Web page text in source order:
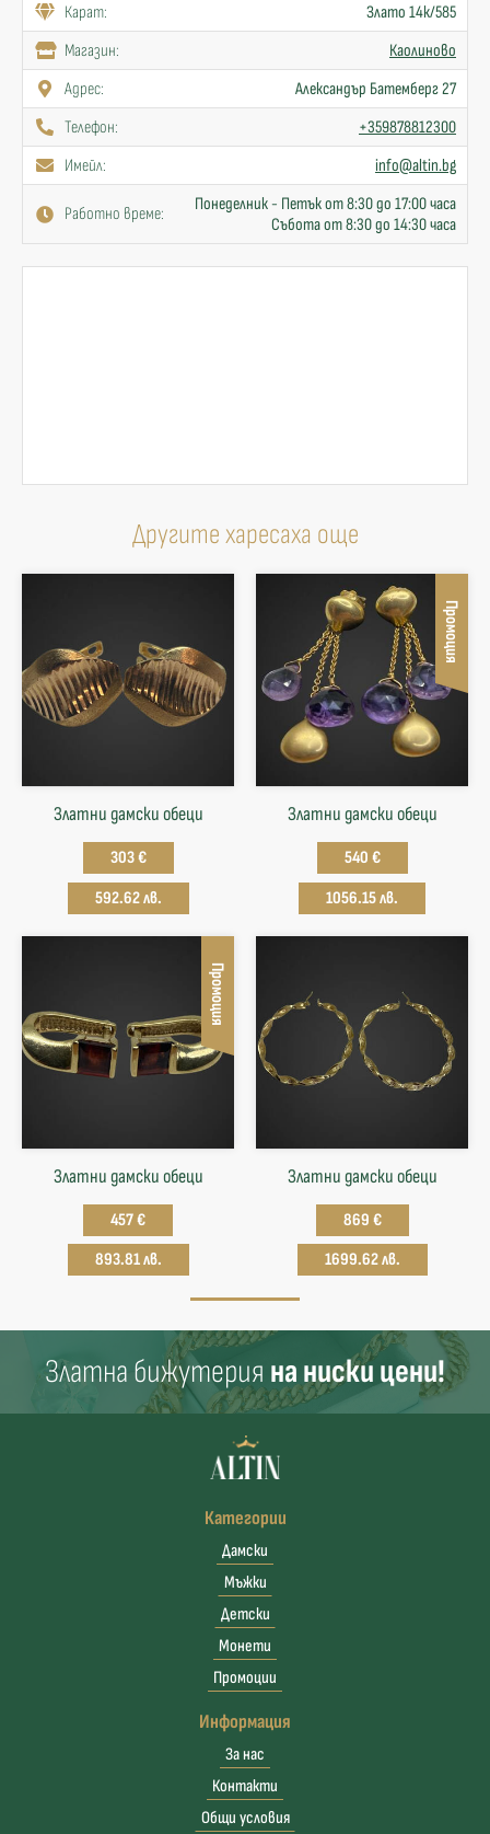
Карат:
Злато 14к/585
Mагазин:
Каолиново
Адрес:
Александър Батемберг 27
Телефон:
+359878812300
Имейл:
info@altin.bg
Работно време:
Понеделник - Петък от 8:30 до 17:00 часа
Събота от 8:30 до 14:30 часа
Другите харесаха още
Златни дамски обеци
303 €
592.62 лв.
Промоция
Златни дамски обеци
540 €
1056.15 лв.
Промоция
Златни дамски обеци
457 €
893.81 лв.
Златни дамски обеци
869 €
1699.62 лв.
Златна бижутерия на ниски цени!
Категории
Дамски
Мъжки
Детски
Монети
Промоции
Информация
За нас
Контакти
Общи условия